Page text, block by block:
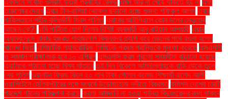
তারুণ্যের দ্রোহ এবার চীন-রাশিয়া থেকেও ছড়ানো হচ্ছে গুজব: শফিকুল আলম এবার
পাকিস্তানে শহীদ বুদ্ধিজীবী দিবস পালিত এবারের আইপিএলে কোন দলের নেতৃত্বে
আছেন কে?. এবি পার্টিতে যোগ দিলেন বিশিষ্ট ব্যবসায়ী আবু রাইয়ান আশয়ারী এয়ার
অ্যাম্বুলেন্সে ঢাকার হজরত শাহজালাল বিমানবন্দর ত্যাগ করে লন্ডনের পথে রওনা হলেন
খালেদা জিয়া এশিয়াটিক ল্যাবরেটরিজ লিমিটেড প্রথম প্রান্তিকে মুনাফা করেছে এসএসসি
ও সমমান পরীক্ষা শুরু হবে ১০ এপ্রিল এসএসসি ফরম পূরণের সময়সীমা বাড়ানো হয়েছে
এ্যানিকে পাঠানো হচ্ছে বিশ্ব সাঁতারে ওই দিন বিকেলে অলিউল্লাহকে বাড়ি থেকে তুলে
নেয় পুলিশ ওয়ালটন ফ্রিজ কিনে ২০ লাখ টাকা পেলেন কলেজ শিক্ষার্থী রাশেদ আলী
ওয়াশিংটনে হেলিকপ্টারের সঙ্গে সংঘর্ষে উড়োজাহাজ নদীতে বিধ্বস্ত কমিশন দেশের চারটি
প্রদেশ গঠনের পরিকল্পনা করছে কয়লা আমদানি না হওয়া পর্যন্ত বিদ্যুৎকেন্দ্র বন্ধ থাকবে